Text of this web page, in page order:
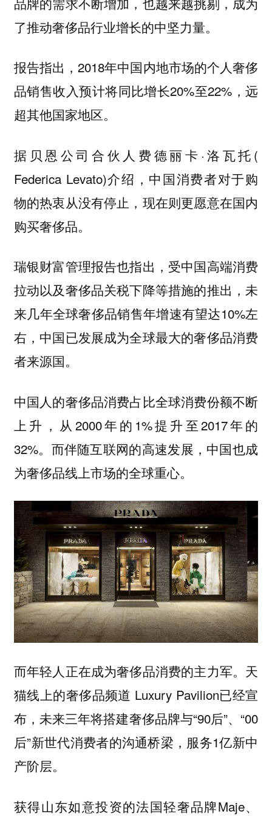
了推动奢侈品行业增长的中坚力量。
报告指出，2018年中国内地市场的个人奢侈
品销售收入预计将同比增长20%至22%，远
超其他国家地区。
据贝恩公司合伙人费德丽卡·洛瓦托(
Federica Levato)介绍，中国消费者对于购
物的热衷从没有停止，现在则更愿意在国内
购买奢侈品。
瑞银财富管理报告也指出，受中国高端消费
拉动以及奢侈品关税下降等措施的推出，未
来几年全球奢侈品销售年增速有望达10%左
右，中国已发展成为全球最大的奢侈品消费
者来源国。
中国人的奢侈品消费占比全球消费份额不断
上升，从2000年的1%提升至2017年的
32%。而伴随互联网的高速发展，中国也成
为奢侈品线上市场的全球重心。
而年轻人正在成为奢侈品消费的主力军。天
猫线上的奢侈品频道 Luxury Pavilion已经宣
布，未来三年将搭建奢侈品牌与“90后”、“00
后”新世代消费者的沟通桥梁，服务1亿新中
产阶层。
获得山东如意投资的法国轻奢品牌Maje、